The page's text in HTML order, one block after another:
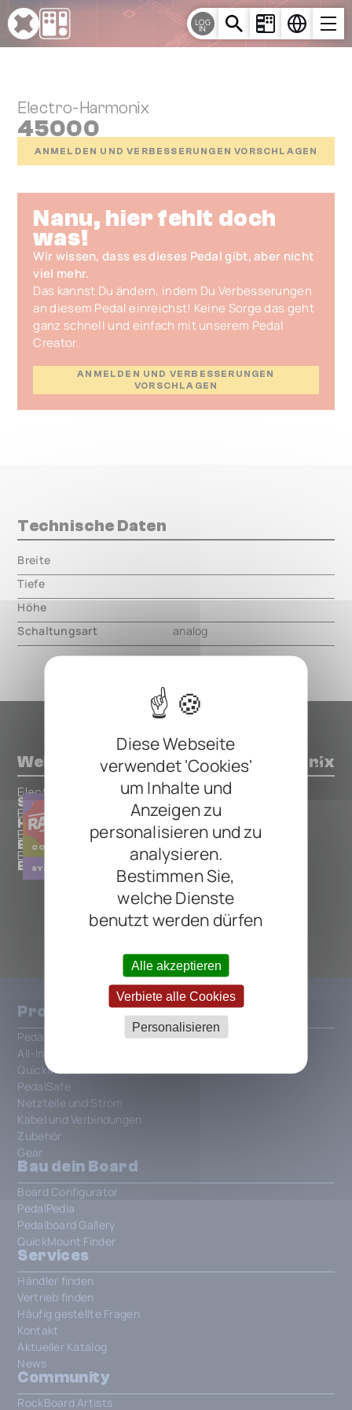
Cookie-Einstellungen
Diese Webseite
verwendet 'Cookies'
um Inhalte und
Anzeigen zu
personalisieren und zu
analysieren.
Bestimmen Sie,
welche Dienste
benutzt werden dürfen
Alle akzeptieren
Verbiete alle Cookies
Personalisieren
LOG
IN
Electro-Harmonix
45000
ANMELDEN UND VERBESSERUNGEN VORSCHLAGEN
Nanu, hier fehlt doch
was!
Wir wissen, dass es dieses Pedal gibt, aber nicht
viel mehr.
Das kannst Du ändern, indem Du Verbesserungen
an diesem Pedal einreichst! Keine Sorge das geht
ganz schnell und einfach mit unserem Pedal
Creator.
ANMELDEN UND VERBESSERUNGEN
VORSCHLAGEN
Technische Daten
Breite
Tiefe
Höhe
Schaltungsart
analog
Weitere Pedals von Electro-Harmonix
SYNTH
Electro-Harmonix
Superego Synth Engine
DELAY
Electro-Harmonix
Holiest Grail
COMPRESSOR SUSTAINER
Electro-Harmonix
Black Finger
SYNTH
Electro-Harmonix
Bass Micro Synthesizer (Vintage)
ALLE ELECTRO-HARMONIX PEDALS
Produkte
Pedalboards
All-In-One Patchbays
QuickMount
PedalSafe
Netzteile und Strom
Kabel und Verbindungen
Zubehör
Gear
Bau dein Board
Board Configurator
PedalPedia
Pedalboard Gallery
QuickMount Finder
Services
Händler finden
Vertrieb finden
Häufig gestellte Fragen
Kontakt
Aktueller Katalog
News
Community
RockBoard Artists